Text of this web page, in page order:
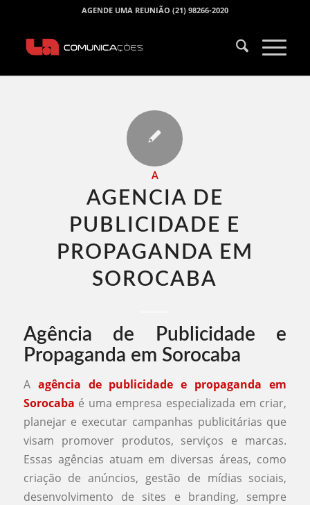
AGENDE UMA REUNIÃO (21) 98266-2020
A
AGENCIA DE
PUBLICIDADE E
PROPAGANDA EM
SOROCABA​
Agência de Publicidade e
Propaganda em Sorocaba
A agência de publicidade e propaganda em
Sorocaba é uma empresa especializada em criar,
planejar e executar campanhas publicitárias que
visam promover produtos, serviços e marcas.
Essas agências atuam em diversas áreas, como
criação de anúncios, gestão de mídias sociais,
desenvolvimento de sites e branding, sempre